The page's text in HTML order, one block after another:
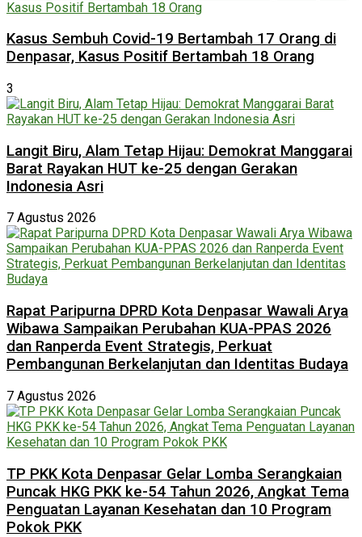
Kasus Sembuh Covid-19 Bertambah 17 Orang di
Denpasar, Kasus Positif Bertambah 18 Orang
3
Langit Biru, Alam Tetap Hijau: Demokrat Manggarai
Barat Rayakan HUT ke-25 dengan Gerakan
Indonesia Asri
7 Agustus 2026
Rapat Paripurna DPRD Kota Denpasar Wawali Arya
Wibawa Sampaikan Perubahan KUA-PPAS 2026
dan Ranperda Event Strategis, Perkuat
Pembangunan Berkelanjutan dan Identitas Budaya
7 Agustus 2026
TP PKK Kota Denpasar Gelar Lomba Serangkaian
Puncak HKG PKK ke-54 Tahun 2026, Angkat Tema
Penguatan Layanan Kesehatan dan 10 Program
Pokok PKK